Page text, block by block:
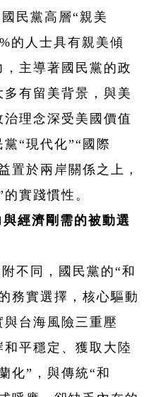
民黨高層“親美
的人士具有親美傾
主導著國民黨的政
有留美背景，與美
理念深受美國價值
“現代化”“國際
置於兩岸關係之上，
實踐慣性。
經濟剛需的被動選
不同，國民黨的“和
務實選擇，核心驅動
台海風險三重壓
平穩定、獲取大陸
化”，與傳統“和